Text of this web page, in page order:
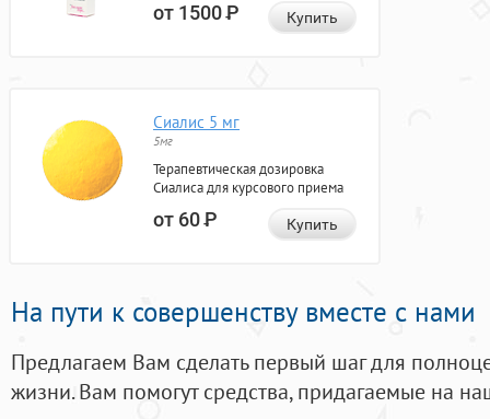
от 1500Р Купить
Сиалис 5 мг
5мг
Терапевтическая дозировка
Сиалиса для курсового приема
от 60Р Купить
На пути к совершенству вместе с нами
Предлагаем Вам сделать первый шаг для
жизни. Вам помогут средства, придагаемые на